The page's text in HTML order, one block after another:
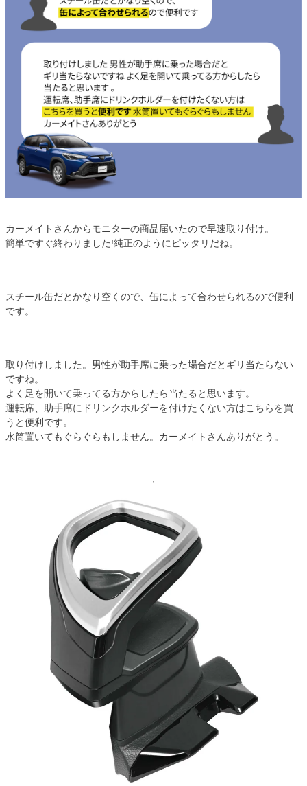
カーメイトさんからモニターの商品届いたので早速取り付け。
簡単ですぐ終わりました!純正のようにピッタリだね。
スチール缶だとかなり空くので、缶によって合わせられるので便利
です。
取り付けしました。男性が助手席に乗った場合だとギリ当たらない
ですね。
よく足を開いて乗ってる方からしたら当たると思います。
運転席、助手席にドリンクホルダーを付けたくない方はこちらを買
うと便利です。
水筒置いてもぐらぐらもしません。カーメイトさんありがとう。